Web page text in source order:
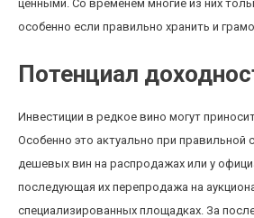
ценными. Со временем многие из них
особенно если правильно хранить и
Потенциал
Инвестиции в редкое вино могут
Особенно это актуально при правильной
дешевых вин на распродажах или у
последующая их перепродажа на
специализированных площадках. За